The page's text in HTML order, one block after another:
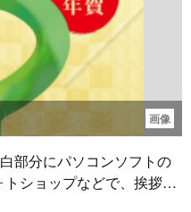
画像
部分にパソコンソフトの
ショップなどで、挨拶
、名前などを入力してお